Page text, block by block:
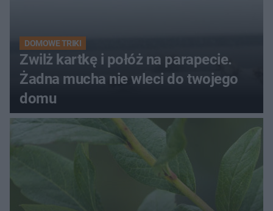
DOMOWE TRIKI
Zwilż kartkę i połóż na parapecie.
Żadna mucha nie wleci do twojego
domu